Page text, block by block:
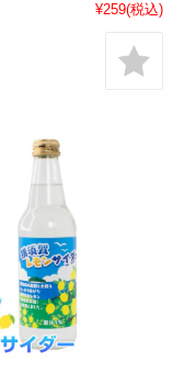
¥259(税込)